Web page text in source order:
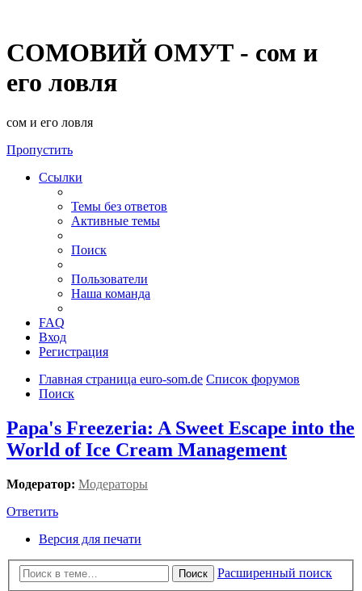
СОМОВИЙ ОМУТ - сом и
его ловля
сом и его ловля
Пропустить
Ссылки
Темы без ответов
Активные темы
Поиск
Пользователи
Наша команда
FAQ
Вход
Регистрация
Главная страница euro-som.de Список форумов
Поиск
Papa's Freezeria: A Sweet Escape into the
World of Ice Cream Management
Модератор: Модераторы
Ответить
Версия для печати
Поиск
Расширенный поиск